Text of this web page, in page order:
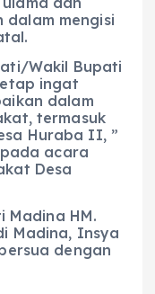
dalam mengisi
Wakil Bupati
ingat
dalam
termasuk
Huraba II, ”
acara
Desa
Madina HM.
Madina, Insya
dengan